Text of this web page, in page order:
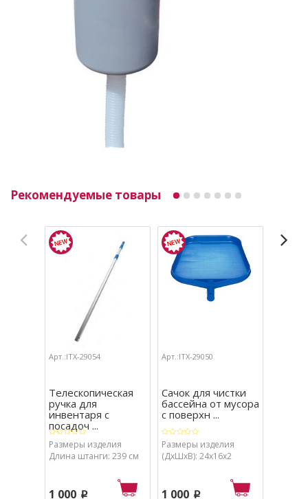
Рекомендуемые товары
Арт.:ITX-29054
Телескопическая
ручка для
инвентаря с
посадоч ...
Размеры изделия
Длина штанги: 239 см
1 000 p
Арт.:ITX-29050
Сачок для чистки
бассейна от мусора
с поверхн ...
Размеры изделия
(ДхШхВ): 24х16х2
1 000 p